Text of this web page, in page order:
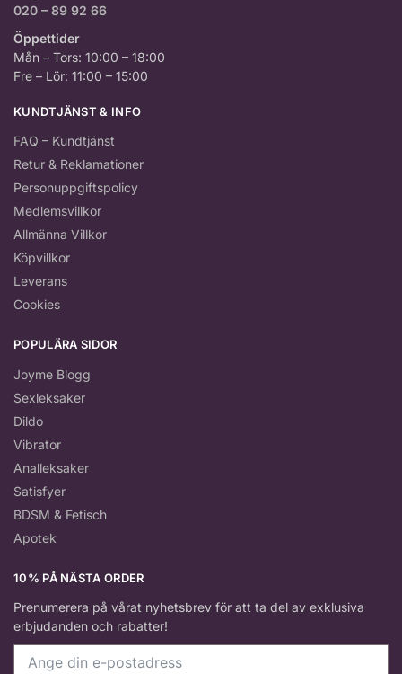
020 – 89 92 66
Öppettider
Mån – Tors: 10:00 – 18:00
Fre – Lör: 11:00 – 15:00
KUNDTJÄNST & INFO
FAQ – Kundtjänst
Retur & Reklamationer
Personuppgiftspolicy
Medlemsvillkor
Allmänna Villkor
Köpvillkor
Leverans
Cookies
POPULÄRA SIDOR
Joyme Blogg
Sexleksaker
Dildo
Vibrator
Analleksaker
Satisfyer
BDSM & Fetisch
Apotek
10% PÅ NÄSTA ORDER
Prenumerera på vårat nyhetsbrev för att ta del av exklusiva
erbjudanden och rabatter!